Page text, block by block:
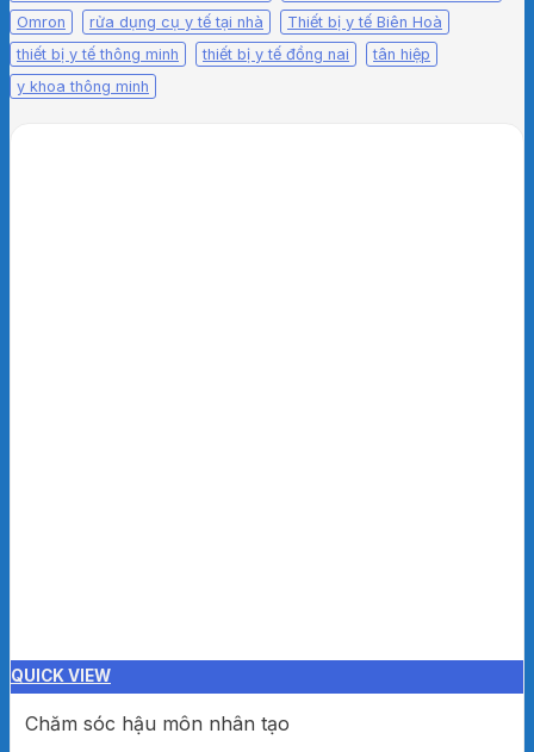
Omron
rửa dụng cụ y tế tại nhà
Thiết bị y tế Biên Hoà
thiết bị y tế thông minh
thiết bị y tế đồng nai
tân hiệp
y khoa thông minh
QUICK VIEW
Chăm sóc hậu môn nhân tạo